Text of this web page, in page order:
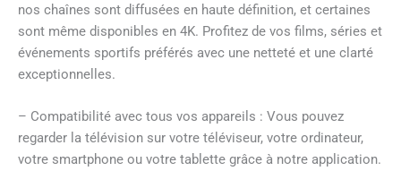
nos chaînes sont diffusées en haute définition, et certaines
sont même disponibles en 4K. Profitez de vos films, séries et
événements sportifs préférés avec une netteté et une clarté
exceptionnelles.
– Compatibilité avec tous vos appareils : Vous pouvez
regarder la télévision sur votre téléviseur, votre ordinateur,
votre smartphone ou votre tablette grâce à notre application.